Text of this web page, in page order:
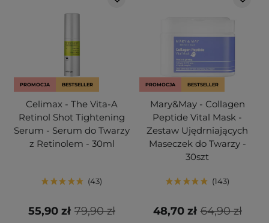
PROMOCJA BESTSELLER
Celimax - The Vita-A
Retinol Shot Tightening
Serum - Serum do Twarzy
z Retinolem - 30ml
43
79,90 zł
55,90 zł
PROMOCJA BESTSELLER
Mary&May - Collagen
Peptide Vital Mask -
Zestaw Ujędrniających
Maseczek do Twarzy -
30szt
143
64,90 zł
48,70 zł